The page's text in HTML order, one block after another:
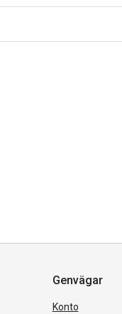
Genvägar
Konto